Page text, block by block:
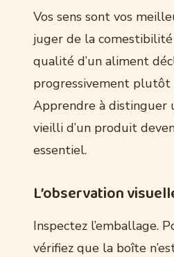
Vos sens sont vos
juger de la comestibilité
qualité d’un aliment
progressivement
Apprendre à distinguer
vieilli d’un produit
essentiel.
L’observation
Inspectez l’emballage.
vérifiez que la boîte